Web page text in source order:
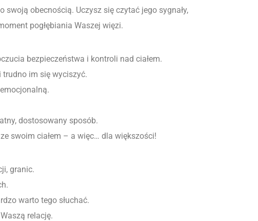
swoją obecnością. Uczysz się czytać jego sygnały,
pogłębiania Waszej więzi.
bezpieczeństwa i kontroli nad ciałem.
trudno im się wyciszyć.
dostosowany sposób.
swoim ciałem – a więc… dla większości!
granic.
warto tego słuchać.
relację.